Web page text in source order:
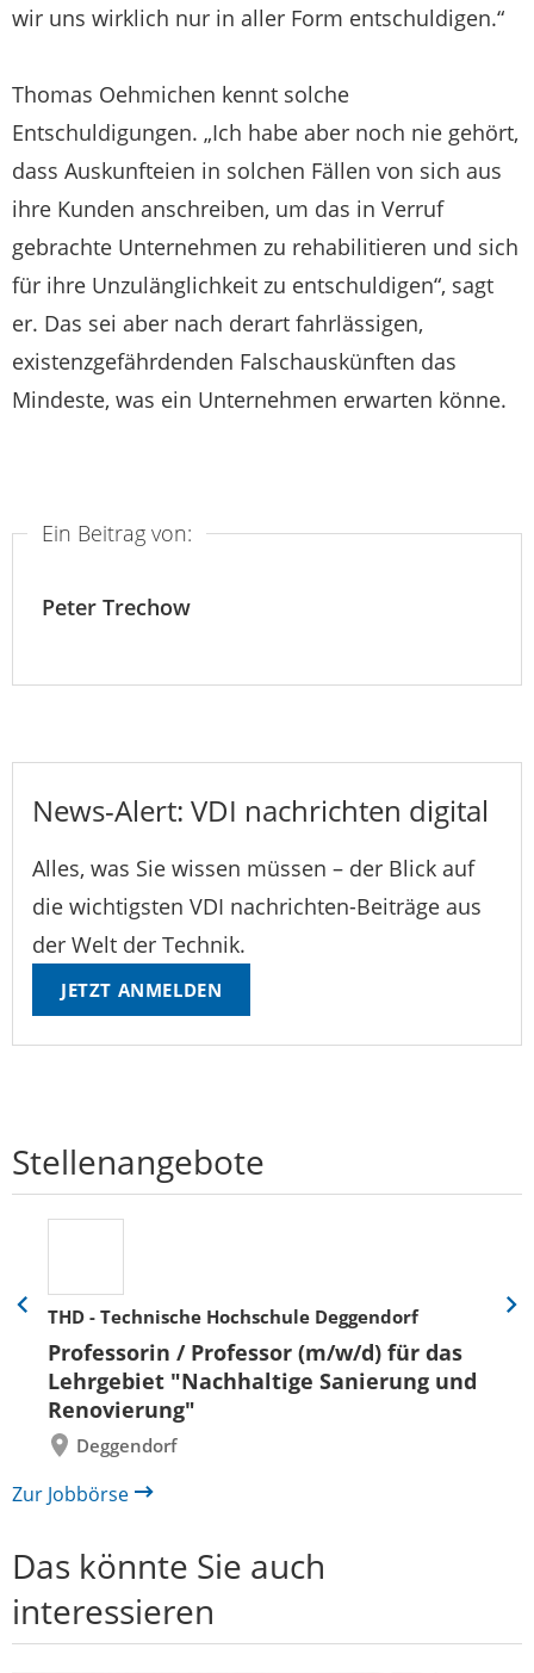
wir uns wirklich nur in aller Form entschuldigen.“
Thomas Oehmichen kennt solche
Entschuldigungen. „Ich habe aber noch nie gehört,
dass Auskunfteien in solchen Fällen von sich aus
ihre Kunden anschreiben, um das in Verruf
gebrachte Unternehmen zu rehabilitieren und sich
für ihre Unzulänglichkeit zu entschuldigen“, sagt
er. Das sei aber nach derart fahrlässigen,
existenzgefährdenden Falschauskünften das
Mindeste, was ein Unternehmen erwarten könne.
Ein Beitrag von:
Peter Trechow
News-Alert: VDI nachrichten digital
Alles, was Sie wissen müssen – der Blick auf
die wichtigsten VDI nachrichten-Beiträge aus
der Welt der Technik.
JETZT ANMELDEN
Stellenangebote
THD - Technische Hochschule Deggendorf
Professorin / Professor (m/w/d) für das
Lehrgebiet "Nachhaltige Sanierung und
Renovierung"
Deggendorf
Eine
zurück
Eine
Zur Jobbörse
Das könnte Sie auch
interessieren